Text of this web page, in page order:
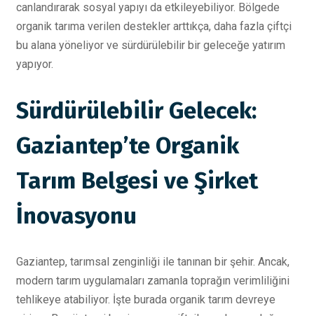
canlandırarak sosyal yapıyı da etkileyebiliyor. Bölgede
organik tarıma verilen destekler arttıkça, daha fazla çiftçi
bu alana yöneliyor ve sürdürülebilir bir geleceğe yatırım
yapıyor.
Sürdürülebilir Gelecek:
Gaziantep’te Organik
Tarım Belgesi ve Şirket
İnovasyonu
Gaziantep, tarımsal zenginliği ile tanınan bir şehir. Ancak,
modern tarım uygulamaları zamanla toprağın verimliliğini
tehlikeye atabiliyor. İşte burada organik tarım devreye